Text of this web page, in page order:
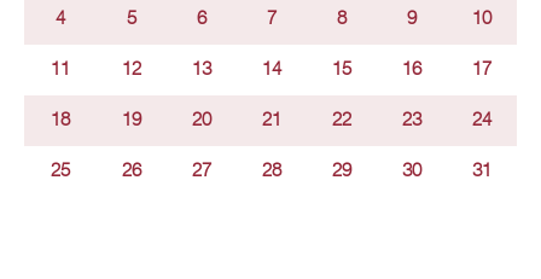
4 5 6 7 8 9 10
11 12 13 14 15 16 17
18 19 20 21 22 23 24
25 26 27 28 29 30 31